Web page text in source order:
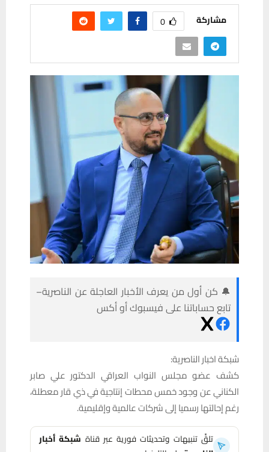
مشاركة 0
🔔 كن أول من يعرف الأخبار العاجلة عن الناصرية–
تابع حساباتنا على فيسبوك أو أكس
شبكة اخبار الناصرية:
كشف عضو مجلس النواب العراقي الدكتور علي صابر
الكناني عن وجود خمس محطات إنتاجية في ذي قار معطلة،
رغم إحالتها رسميا إلى شركات عالمية وإقليمية.
تلقَّ تنبيهات وتحديثات فورية عبر قناة شبكة أخبار